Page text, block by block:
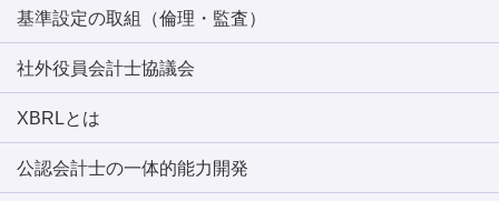
基準設定の取組（倫理・監査）
社外役員会計士協議会
XBRLとは
公認会計士の一体的能力開発